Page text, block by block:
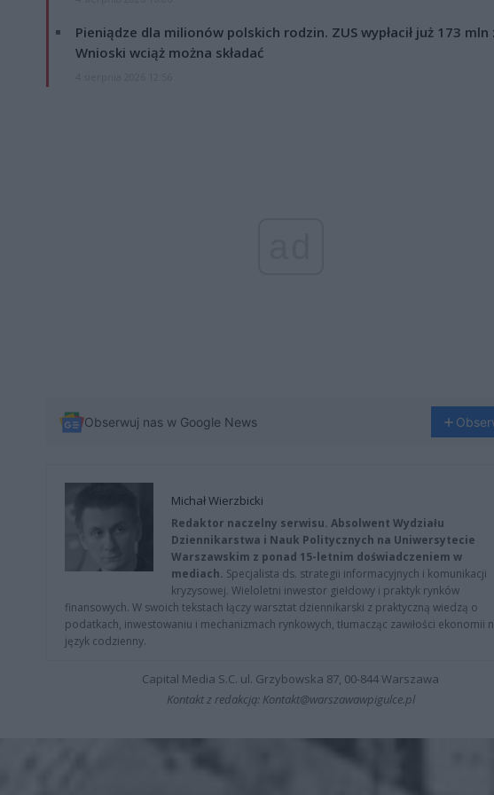
Pieniądze dla milionów polskich rodzin. ZUS wypłacił już 173 mln
Wnioski wciąż można składać
Obserwuj nas w Google News
Michał Wierzbicki
Redaktor naczelny serwisu. Absolwent Wydziału
Dziennikarstwa i Nauk Politycznych na Uniwersytecie
Warszawskim z ponad 15-letnim doświadczeniem w
mediach. Specjalista ds. strategii informacyjnych i komunikacji
kryzysowej. Wieloletni inwestor giełdowy i praktyk rynków
finansowych. W swoich tekstach łączy warsztat dziennikarski z praktyczną wiedzą o
podatkach, inwestowaniu i mechanizmach rynkowych, tłumacząc zawiłości ekonomii
język codzienny.
Capital Media S.C. ul. Grzybowska 87, 00-844 Warszawa
Kontakt z redakcją: Kontakt@warszawawpigulce.pl